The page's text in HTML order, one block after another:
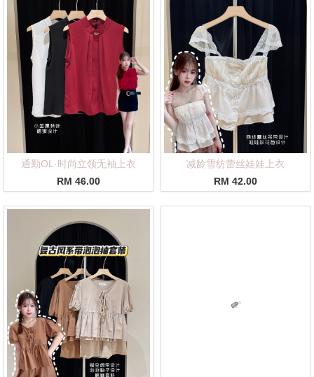
通勤OL·时尚立领无袖上衣
RM 46.00
减龄雪纺蕾丝娃娃上衣
RM 42.00